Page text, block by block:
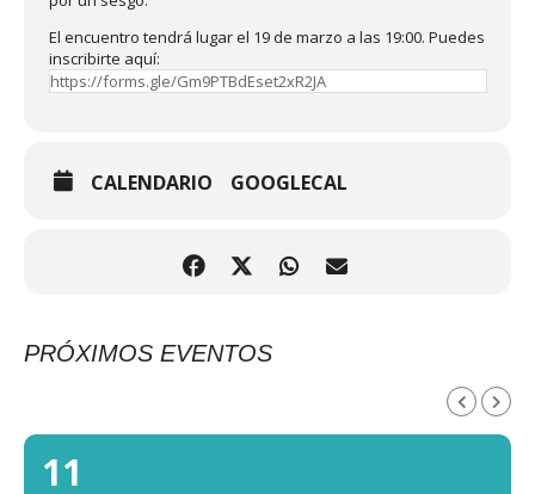
El encuentro tendrá lugar el 19 de marzo a las 19:00. Puedes
inscribirte aquí:
https://forms.gle/Gm9PTBdEset2xR2JA
CALENDARIO GOOGLECAL
PRÓXIMOS EVENTOS
11